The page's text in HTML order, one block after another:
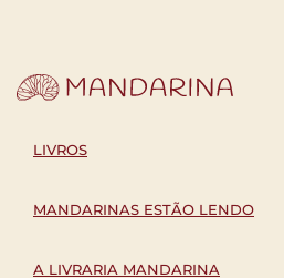
LIVROS
MANDARINAS ESTÃO LENDO
A LIVRARIA MANDARINA